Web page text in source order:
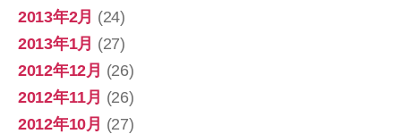
2013年2月 (24)
2013年1月 (27)
2012年12月 (26)
2012年11月 (26)
2012年10月 (27)